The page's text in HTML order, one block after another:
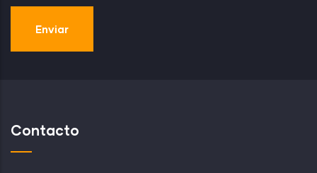
Contacto